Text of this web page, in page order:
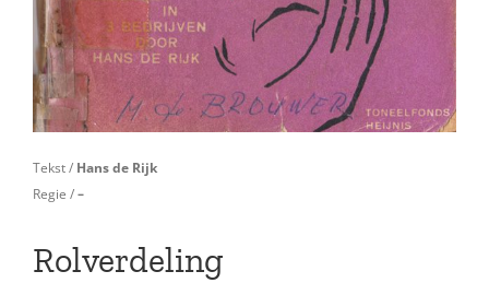
Tekst / Hans de Rijk
Regie /–
Rolverdeling